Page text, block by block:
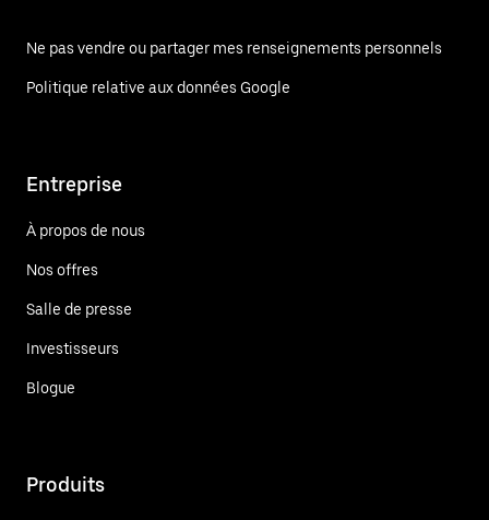
Ne pas vendre ou partager mes renseignements personnels
Politique relative aux données Google
Entreprise
À propos de nous
Nos offres
Salle de presse
Investisseurs
Blogue
Produits